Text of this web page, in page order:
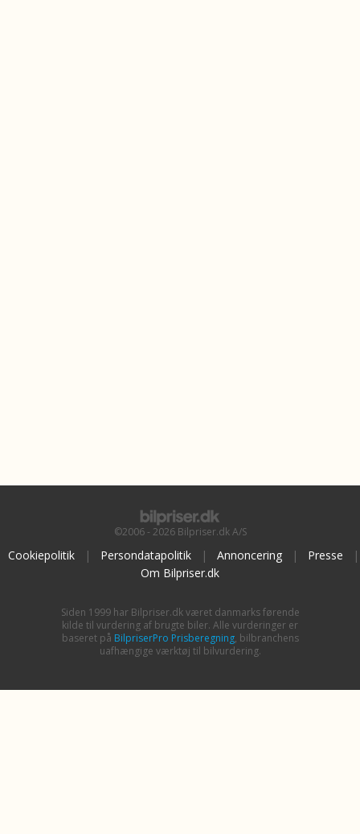
©2006 - 2026 Bilpriser.dk A/S
Cookiepolitik | Persondatapolitik | Annoncering | Presse
|
Om Bilpriser.dk
Siden 1999 har Bilpriser.dk været danmarks førende
kilde til vurdering af brugte biler. Alle vurderinger er
baseret på BilpriserPro Prisberegning, bilbranchens
uafhængige værktøj til bilvurdering.